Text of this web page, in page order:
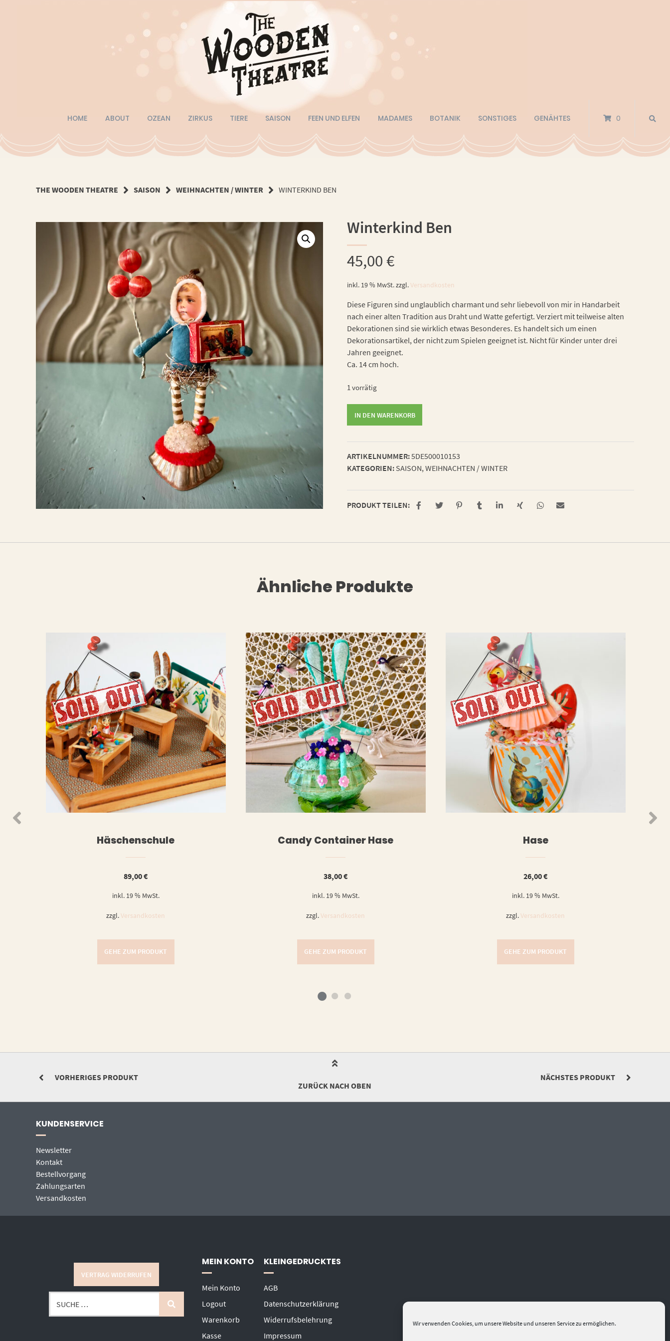
Wir verwenden Cookies, um unsere Website und unseren Service zu ermöglichen.
HOME ABOUT OZEAN ZIRKUS TIERE SAISON FEEN UND ELFEN MADAMES BOTANIK SONSTIGES GENÄHTES 0
THE WOODEN THEATRE SAISON WEIHNACHTEN / WINTER WINTERKIND BEN
Winterkind Ben
45,00€
inkl. 19 % MwSt.zzgl.Versandkosten
Diese Figuren sind unglaublich charmant und sehr liebevoll von mir in Handarbeit
nach einer alten Tradition aus Draht und Watte gefertigt. Verziert mit teilweise alten
Dekorationen sind sie wirklich etwas Besonderes. Es handelt sich um einen
Dekorationsartikel, der nicht zum Spielen geeignet ist. Nicht für Kinder unter drei
Jahren geeignet.
Ca. 14 cm hoch.
1 vorrätig
IN DEN WARENKORB
ARTIKELNUMMER:5DE500010153
KATEGORIEN: SAISON,WEIHNACHTEN / WINTER
PRODUKT TEILEN:
Ähnliche Produkte
WEITERLESEN
Häschenschule
89,00€
inkl. 19 % MwSt.
zzgl.Versandkosten
GEHE ZUM PRODUKT
Candy Container Hase
38,00€
inkl. 19 % MwSt.
zzgl.Versandkosten
GEHE ZUM PRODUKT
Hase
26,00€
inkl. 19 % MwSt.
zzgl.Versandkosten
GEHE ZUM PRODUKT
VORHERIGES PRODUKT
NÄCHSTES PRODUKT
ZURÜCK NACH OBEN
KUNDENSERVICE
Newsletter
Kontakt
Bestellvorgang
Zahlungsarten
Versandkosten
VERTRAG WIDERRUFEN
MEIN KONTO
Mein Konto
Logout
Warenkorb
Kasse
KLEINGEDRUCKTES
AGB
Datenschutzerklärung
Widerrufsbelehrung
Impressum